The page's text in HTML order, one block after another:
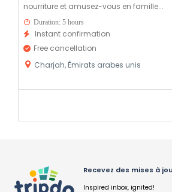
nourriture et amusez-vous en famille...
Duration: 5 hours
Instant confirmation
Free cancellation
Charjah, Émirats arabes unis
Recevez des mises à
Inspired inbox, ignited!